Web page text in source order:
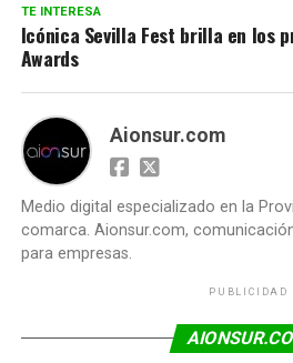
TE INTERESA
Icónica Sevilla Fest brilla en los
Awards
Aionsur.com
Medio digital especializado en la
comarca. Aionsur.com,
para empresas.
PUBLICIDAD